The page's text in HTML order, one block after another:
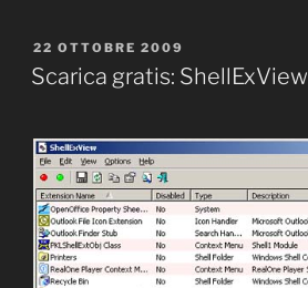
PUBBLICATO
IL
22 OTTOBRE 2009
Scarica gratis: ShellExView